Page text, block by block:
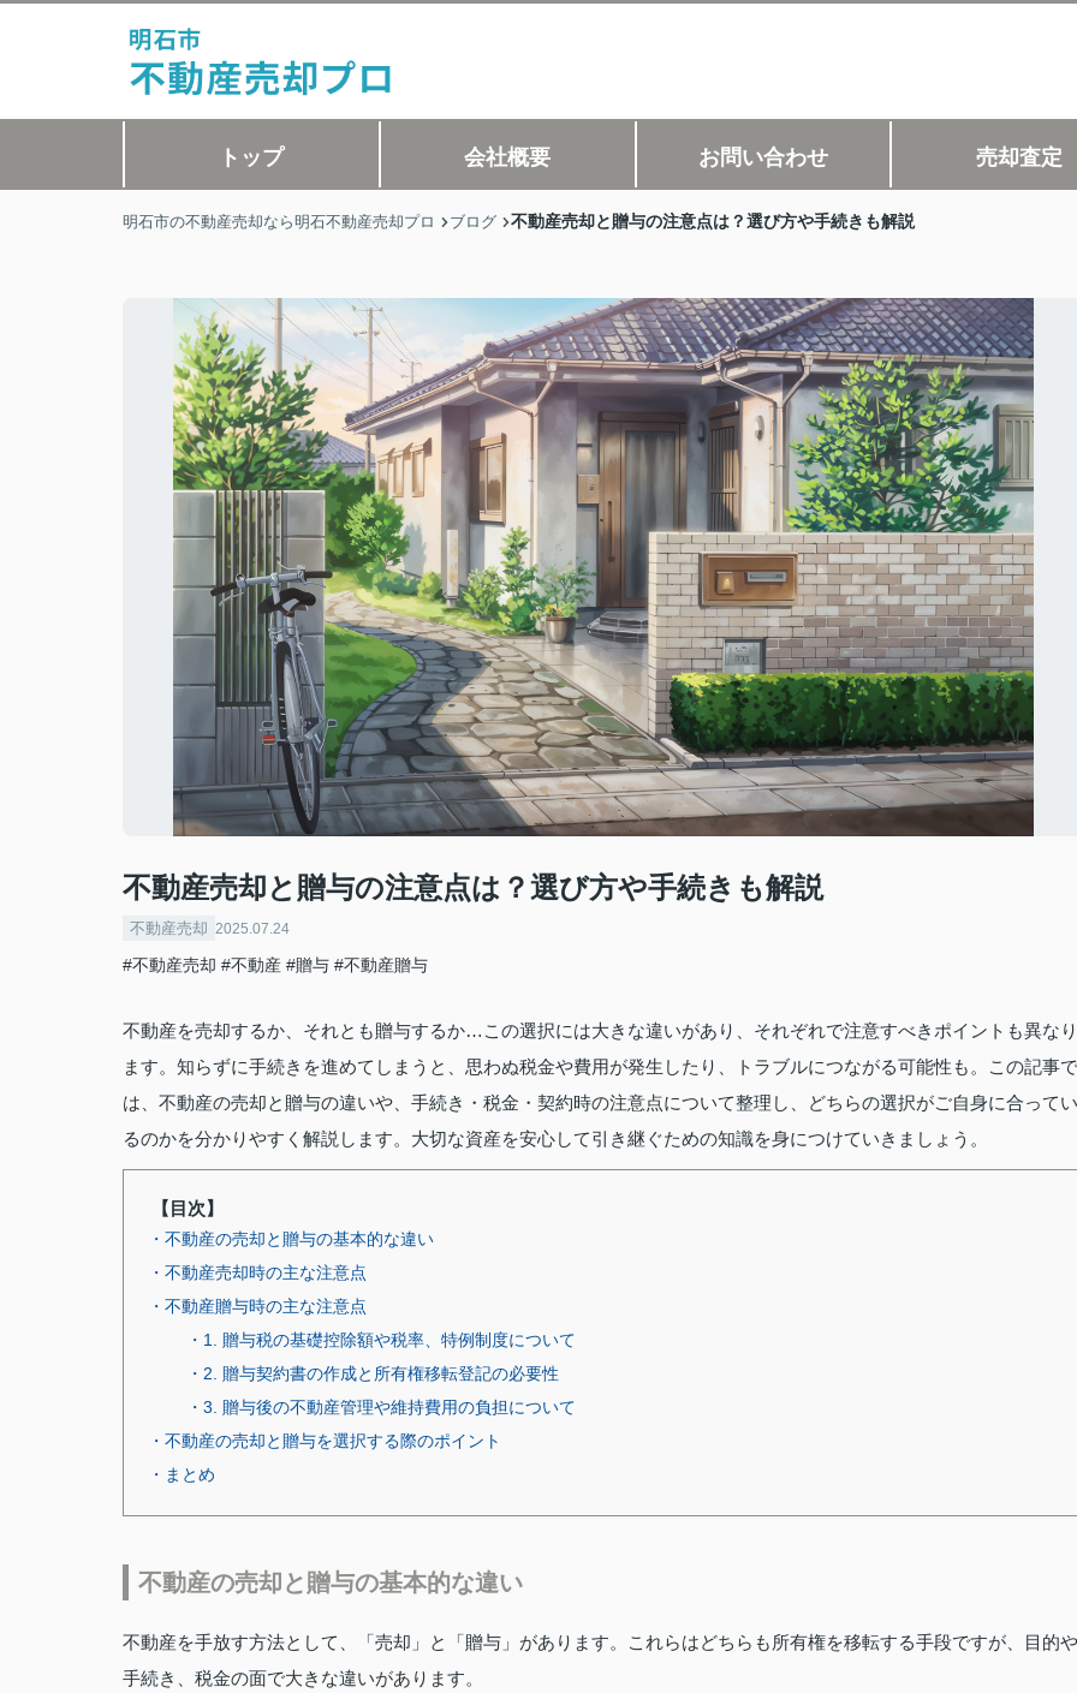
トップ 会社概要 お問い合わせ 売却査定
明石市の不動産売却なら明石不動産売却プロ ブログ 不動産売却と贈与の注意点は？選び方や手続きも解説
不動産売却と贈与の注意点は？選び方や手続きも解説
不動産売却 2025.07.24
#不動産売却 #不動産 #贈与 #不動産贈与
不動産を売却するか、それとも贈与するか…この選択には大きな違いがあり、それぞれで注意すべきポイントも異なり
ます。知らずに手続きを進めてしまうと、思わぬ税金や費用が発生したり、トラブルにつながる可能性も。この記事で
は、不動産の売却と贈与の違いや、手続き・税金・契約時の注意点について整理し、どちらの選択がご自身に合ってい
るのかを分かりやすく解説します。大切な資産を安心して引き継ぐための知識を身につけていきましょう。
【目次】
・不動産の売却と贈与の基本的な違い
・不動産売却時の主な注意点
・不動産贈与時の主な注意点
・1. 贈与税の基礎控除額や税率、特例制度について
・2. 贈与契約書の作成と所有権移転登記の必要性
・3. 贈与後の不動産管理や維持費用の負担について
・不動産の売却と贈与を選択する際のポイント
・まとめ
不動産の売却と贈与の基本的な違い
不動産を手放す方法として、「売却」と「贈与」があります。これらはどちらも所有権を移転する手段ですが、目的や
手続き、税金の面で大きな違いがあります。